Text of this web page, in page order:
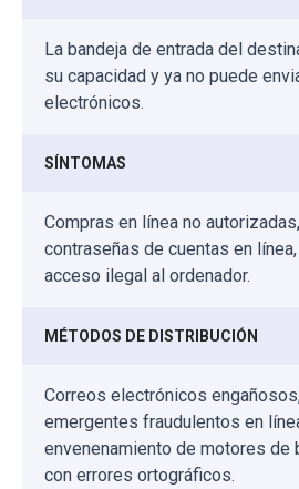
La bandeja de entrada del
su capacidad y ya no puede
electrónicos.
SÍNTOMAS
Compras en línea no
contraseñas de cuentas en
acceso ilegal al ordenador.
MÉTODOS DE DISTRIBUCIÓN
Correos electrónicos
emergentes fraudulentos en
envenenamiento de motores de
con errores ortográficos.